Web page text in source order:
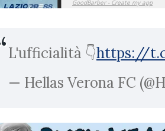
L'ufficialità 👇https://
— Hellas Verona FC